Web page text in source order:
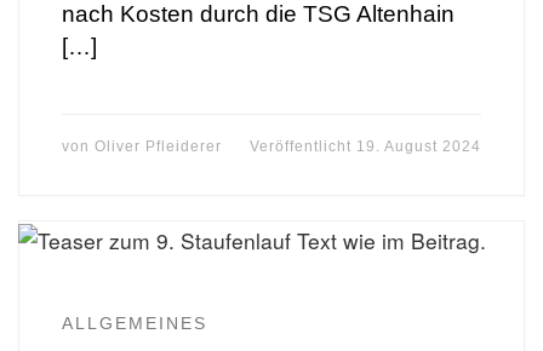
nach Kosten durch die TSG Altenhain
[…]
von Oliver Pfleiderer Veröffentlicht 19. August 2024
ALLGEMEINES